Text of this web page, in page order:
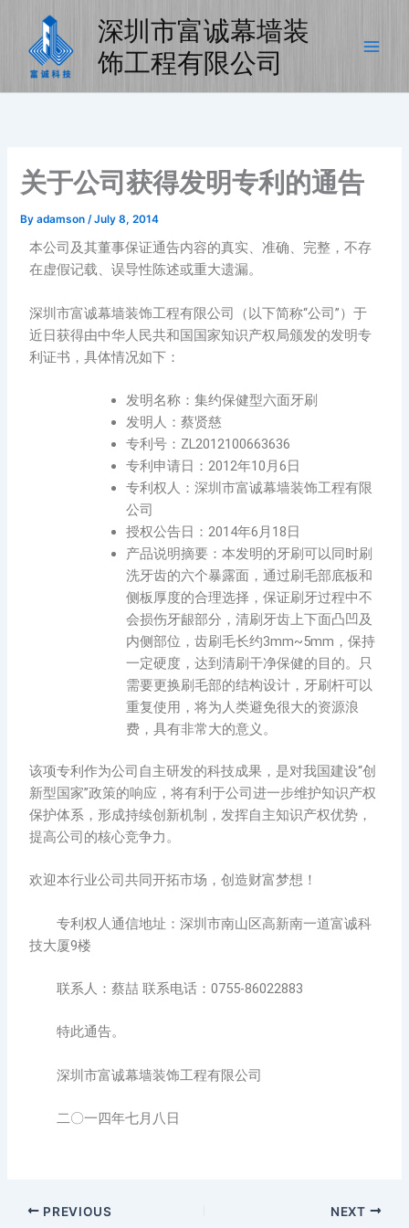
content
深圳市富诚幕墙装
饰工程有限公司
关于公司获得发明专利的通告
Byadamson/July 8, 2014
本公司及其董事保证通告内容的真实、准确、完整，不存
在虚假记载、误导性陈述或重大遗漏。
深圳市富诚幕墙装饰工程有限公司（以下简称“公司”）于
近日获得由中华人民共和国国家知识产权局颁发的发明专
利证书，具体情况如下：
发明名称：集约保健型六面牙刷
发明人：蔡贤慈
专利号：ZL2012100663636
专利申请日：2012年10月6日
专利权人：深圳市富诚幕墙装饰工程有限
公司
授权公告日：2014年6月18日
产品说明摘要：本发明的牙刷可以同时刷
洗牙齿的六个暴露面，通过刷毛部底板和
侧板厚度的合理选择，保证刷牙过程中不
会损伤牙龈部分，清刷牙齿上下面凸凹及
内侧部位，齿刷毛长约3mm~5mm，保持
一定硬度，达到清刷干净保健的目的。只
需要更换刷毛部的结构设计，牙刷杆可以
重复使用，将为人类避免很大的资源浪
费，具有非常大的意义。
该项专利作为公司自主研发的科技成果，是对我国建设“创
新型国家”政策的响应，将有利于公司进一步维护知识产权
保护体系，形成持续创新机制，发挥自主知识产权优势，
提高公司的核心竞争力。
欢迎本行业公司共同开拓市场，创造财富梦想！
专利权人通信地址：深圳市南山区高新南一道富诚科
技大厦9楼
联系人：蔡喆 联系电话：0755-86022883
特此通告。
深圳市富诚幕墙装饰工程有限公司
二〇一四年七月八日
PREVIOUS NEXT